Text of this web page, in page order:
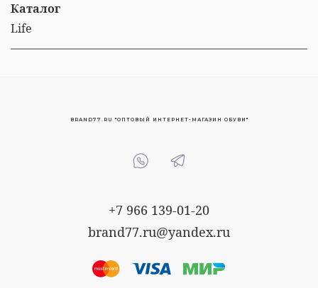
Каталог
Life
+7 966 139-01-20
brand77.ru@yandex.ru
BRAND77.RU "ОПТОВЫЙ ИНТЕРНЕТ-МАГАЗИН ОБУВИ"